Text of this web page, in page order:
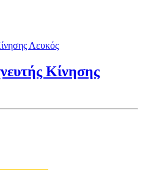
Κίνησης